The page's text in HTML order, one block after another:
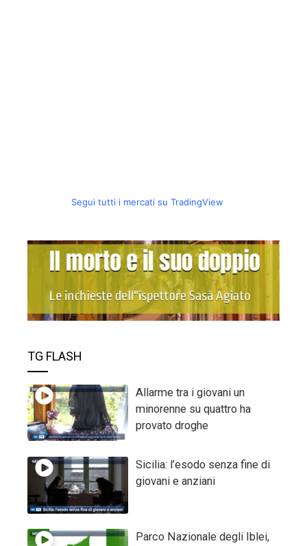
Segui tutti i mercati su TradingView
TG FLASH
Allarme tra i giovani un
minorenne su quattro ha
provato droghe
Sicilia: l’esodo senza fine di
giovani e anziani
Parco Nazionale degli Iblei,